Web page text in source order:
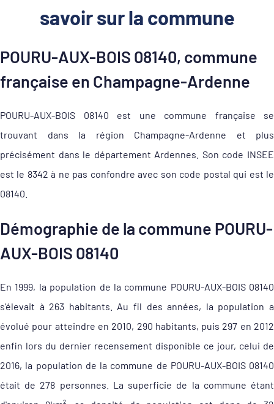
savoir sur la commune
POURU-AUX-BOIS 08140, commune
française en Champagne-Ardenne
POURU-AUX-BOIS 08140 est une commune française se
trouvant dans la région Champagne-Ardenne et plus
précisément dans le département Ardennes. Son code INSEE
est le 8342 à ne pas confondre avec son code postal qui est le
08140.
Démographie de la commune POURU-
AUX-BOIS 08140
En 1999, la population de la commune POURU-AUX-BOIS 08140
s'élevait à 263 habitants. Au fil des années, la population a
évolué pour atteindre en 2010, 290 habitants, puis 297 en 2012
enfin lors du dernier recensement disponible ce jour, celui de
2016, la population de la commune de POURU-AUX-BOIS 08140
était de 278 personnes. La superficie de la commune étant